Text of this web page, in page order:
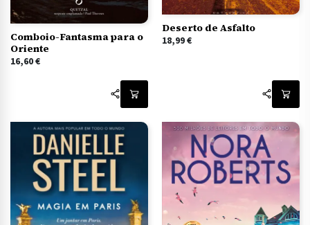
Comboio-Fantasma para o
Oriente
16,60€
Deserto de Asfalto
18,99€